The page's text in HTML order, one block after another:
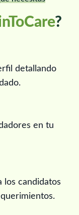
?
detallando
en tu
los candidatos